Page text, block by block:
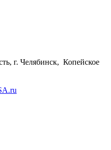
г. Челябинск, Копейское